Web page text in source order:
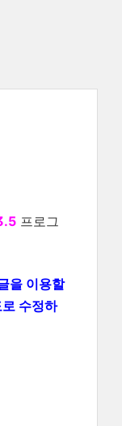
프로그
을 이용할
수정하